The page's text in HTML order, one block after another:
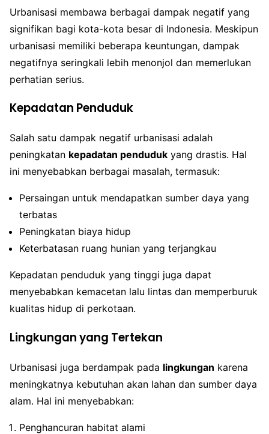
Urbanisasi membawa berbagai dampak negatif yang
signifikan bagi kota-kota besar di Indonesia. Meskipun
urbanisasi memiliki beberapa keuntungan, dampak
negatifnya seringkali lebih menonjol dan memerlukan
perhatian serius.
Kepadatan Penduduk
Salah satu dampak negatif urbanisasi adalah
peningkatan kepadatan penduduk yang drastis. Hal
ini menyebabkan berbagai masalah, termasuk:
Persaingan untuk mendapatkan sumber daya yang
terbatas
Peningkatan biaya hidup
Keterbatasan ruang hunian yang terjangkau
Kepadatan penduduk yang tinggi juga dapat
menyebabkan kemacetan lalu lintas dan memperburuk
kualitas hidup di perkotaan.
Lingkungan yang Tertekan
Urbanisasi juga berdampak pada lingkungan karena
meningkatnya kebutuhan akan lahan dan sumber daya
alam. Hal ini menyebabkan:
Penghancuran habitat alami